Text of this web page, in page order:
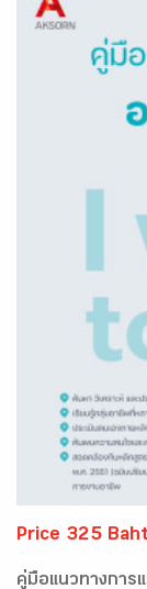
Price 325 Baht
คู่มือแนวทางการ